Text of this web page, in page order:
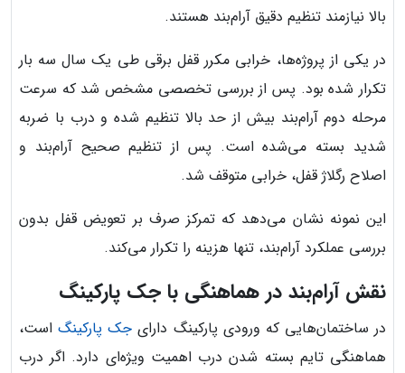
بالا نیازمند تنظیم دقیق آرام‌بند هستند.
در یکی از پروژه‌ها، خرابی مکرر قفل برقی طی یک سال سه بار
تکرار شده بود. پس از بررسی تخصصی مشخص شد که سرعت
مرحله دوم آرام‌بند بیش از حد بالا تنظیم شده و درب با ضربه
شدید بسته می‌شده است. پس از تنظیم صحیح آرام‌بند و
اصلاح رگلاژ قفل، خرابی متوقف شد.
این نمونه نشان می‌دهد که تمرکز صرف بر تعویض قفل بدون
بررسی عملکرد آرام‌بند، تنها هزینه را تکرار می‌کند.
نقش آرام‌بند در هماهنگی با جک پارکینگ
در ساختمان‌هایی که ورودی پارکینگ دارای جک پارکینگاست،
هماهنگی تایم بسته شدن درب اهمیت ویژه‌ای دارد. اگر درب